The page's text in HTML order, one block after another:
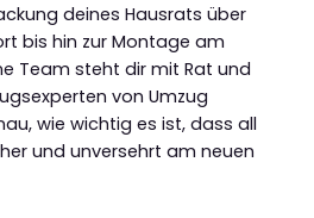
deines Hausrats über
bis hin zur Montage am
Team steht dir mit Rat und
von Umzug
wie wichtig es ist, dass all
und unversehrt am neuen